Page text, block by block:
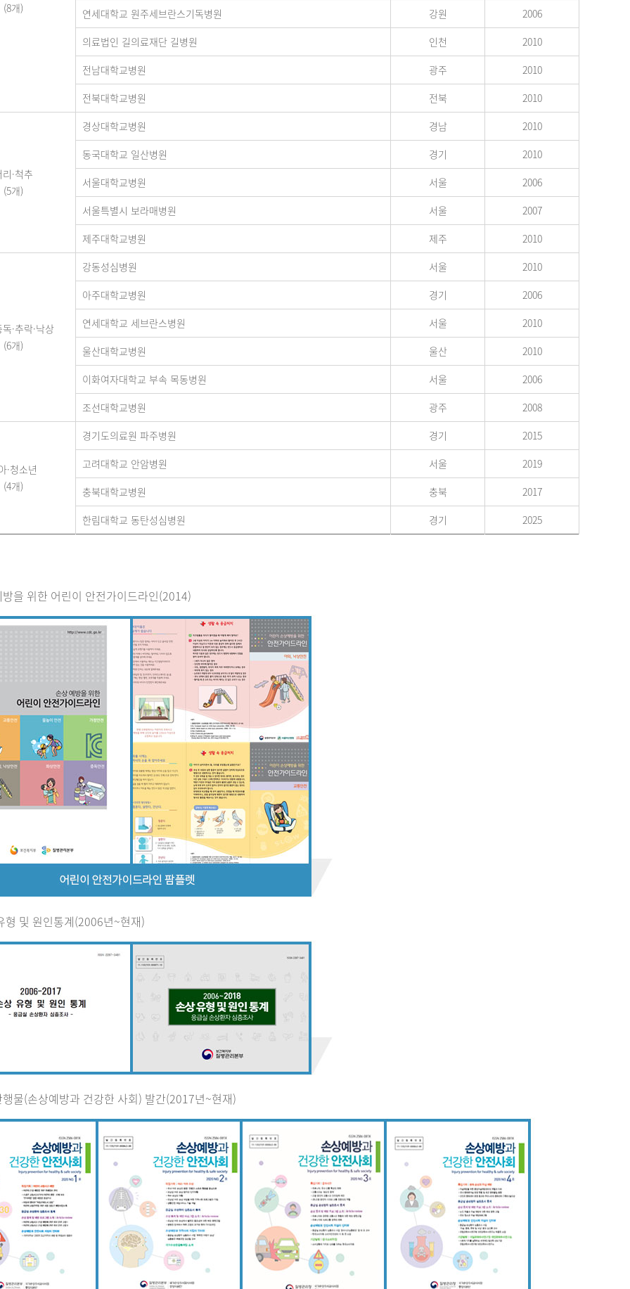
(8개)
연세대학교 원주세브란스기독병원
강원
2006
의료법인 길의료재단 길병원
인천
2010
전남대학교병원
광주
2010
전북대학교병원
전북 2010
·척추
(5개)
경상대학교병원 경남
2010
동국대학교 일산병원
경기
2010
서울대학교병원
서울
2006
서울특별시 보라매병원
서울
2007
제주대학교병원
제주 2010
·추락·낙상
(6개)
강동성심병원 서울
2010
아주대학교병원
경기
2006
연세대학교 세브란스병원
서울
2010
울산대학교병원
울산
2010
이화여자대학교 부속 목동병원
서울
2006
조선대학교병원
광주 2008
·청소년
(4개)
경기도의료원 파주병원 경기
2015
고려대학교 안암병원
서울
2019
충북대학교병원
충북
2017
한림대학교 동탄성심병원
경기 2025
을 위한 어린이 안전가이드라인(2014)
형 및 원인통계(2006년~현재)
물(손상예방과 건강한 사회) 발간(2017년~현재)